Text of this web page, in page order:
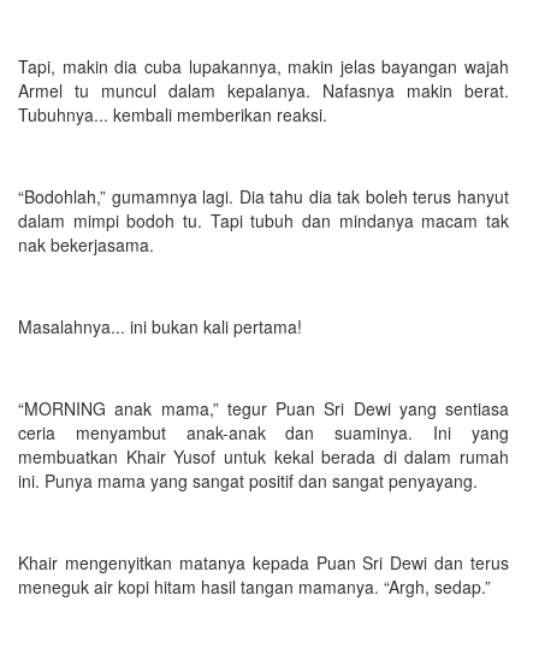
Tapi, makin dia cuba lupakannya, makin jelas bayangan wajah
Armel tu muncul dalam kepalanya. Nafasnya makin berat.
Tubuhnya... kembali memberikan reaksi.
“Bodohlah,” gumamnya lagi. Dia tahu dia tak boleh terus hanyut
dalam mimpi bodoh tu. Tapi tubuh dan mindanya macam tak
nak bekerjasama.
Masalahnya... ini bukan kali pertama!
“MORNING anak mama,” tegur Puan Sri Dewi yang sentiasa
ceria menyambut anak-anak dan suaminya. Ini yang
membuatkan Khair Yusof untuk kekal berada di dalam rumah
ini. Punya mama yang sangat positif dan sangat penyayang.
Khair mengenyitkan matanya kepada Puan Sri Dewi dan terus
meneguk air kopi hitam hasil tangan mamanya. “Argh, sedap.”